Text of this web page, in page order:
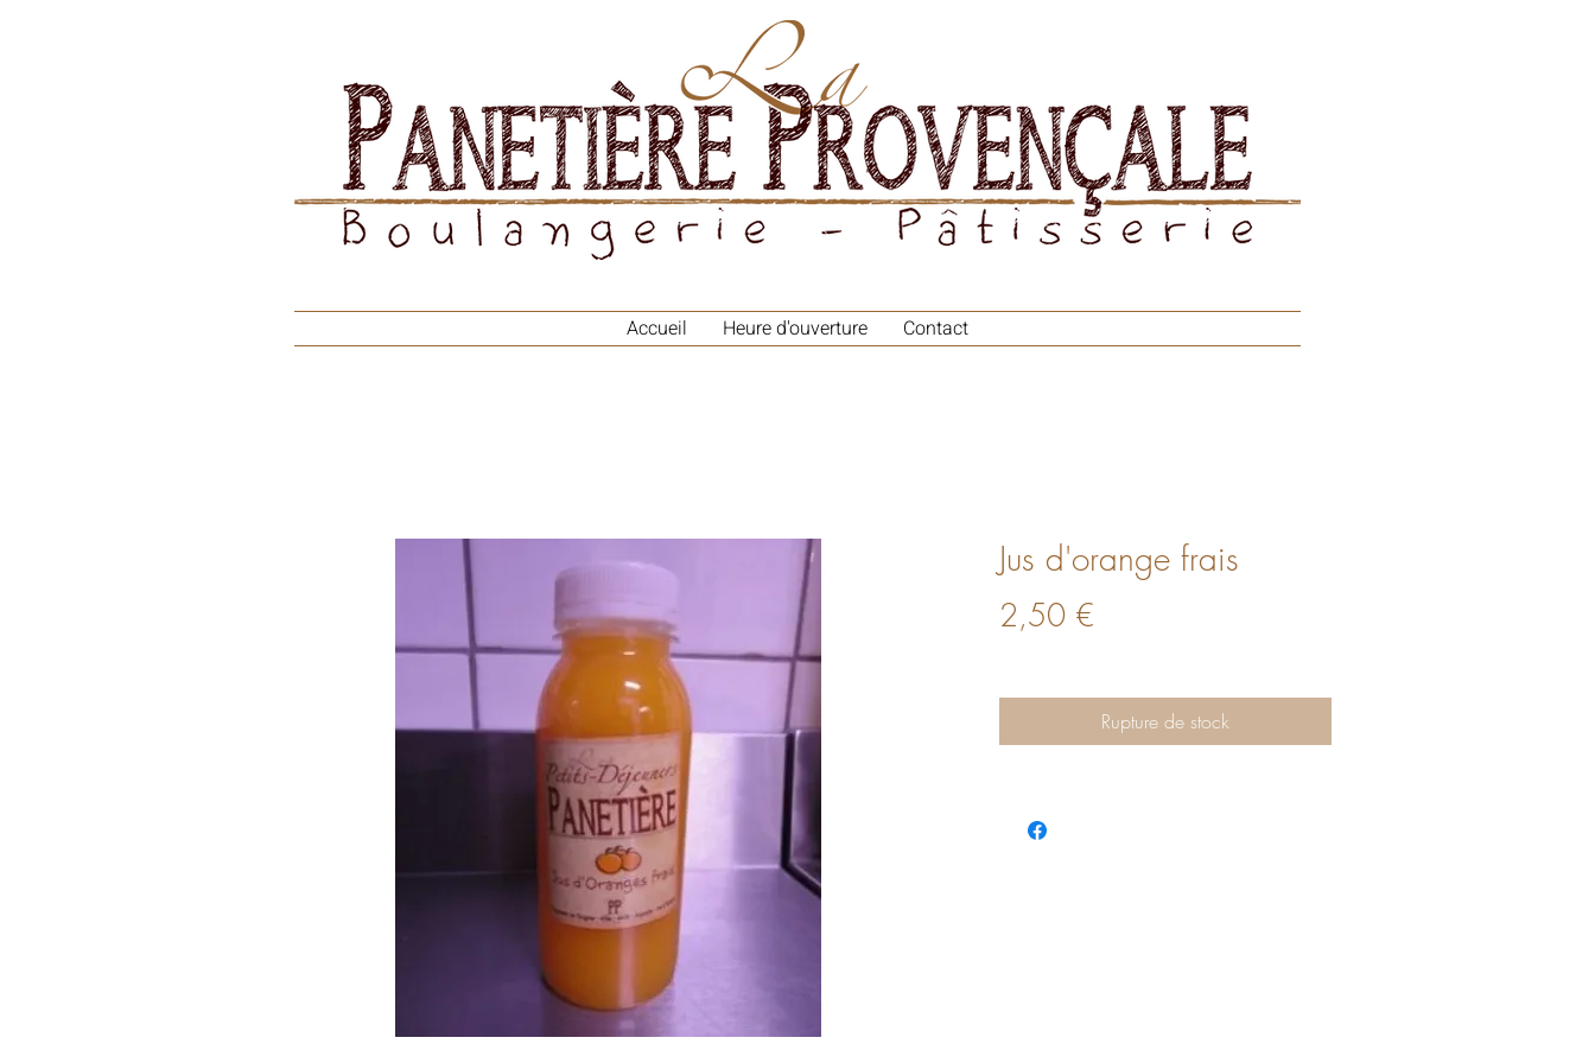
Accueil Heure d'ouverture Contact
Jus d'orange frais
2,50 €
Rupture de stock